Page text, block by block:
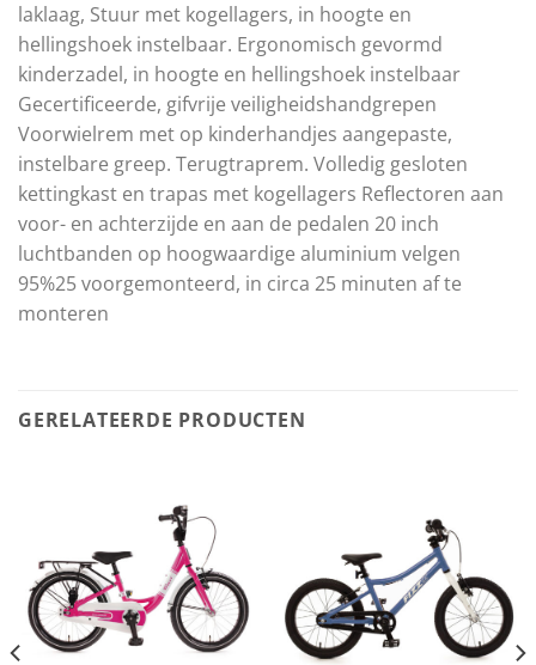
laklaag, Stuur met kogellagers, in hoogte en
hellingshoek instelbaar. Ergonomisch gevormd
kinderzadel, in hoogte en hellingshoek instelbaar
Gecertificeerde, gifvrije veiligheidshandgrepen
Voorwielrem met op kinderhandjes aangepaste,
instelbare greep. Terugtraprem. Volledig gesloten
kettingkast en trapas met kogellagers Reflectoren aan
voor- en achterzijde en aan de pedalen 20 inch
luchtbanden op hoogwaardige aluminium velgen
95%25 voorgemonteerd, in circa 25 minuten af te
monteren
GERELATEERDE PRODUCTEN